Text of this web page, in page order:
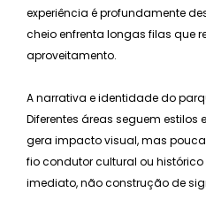
experiência é profundamente
cheio enfrenta longas filas que
aproveitamento.
A narrativa e identidade do
Diferentes áreas seguem
gera impacto visual, mas
fio condutor cultural ou
imediato, não construção de